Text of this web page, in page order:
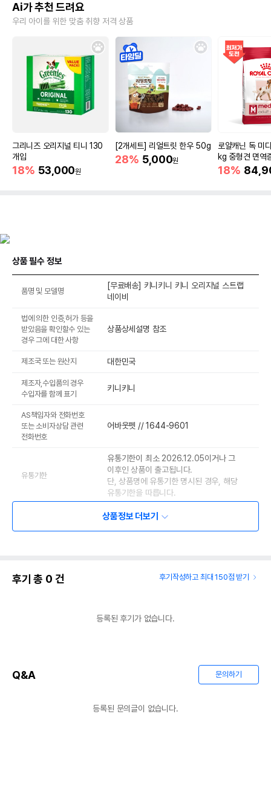
Ai가 추천 드려요
우리 아이를 위한 맞춤 취향 저격 상품
그리니즈 오리지널 티니 130
개입
18% 53,000원
[2개세트] 리얼트릿 한우 50g
28% 5,000원
로얄캐닌 독 미
kg 중형견 면역
18%
상품 필수 정보
품명 및 모델명
[무료배송] 키니키니 키니 오리지널 스트랩
네이비
법에 의한 인증,허가 등을
받았음을 확인할수 있는
경우 그에 대한 사항
상품상세설명 참조
제조국 또는 원산지 대한민국
제조자,수입품의 경우
수입자를 함께 표기
키니키니
AS책임자와 전화번호
또는 소비자상담 관련
전화번호
어바웃펫 // 1644-9601
유통기한
유통기한이 최소 2026.12.05이거나 그
이후인 상품이 출고됩니다.
단, 상품명에 유통기한 명시된 경우, 해당
유통기한을 따릅니다.
상품정보 더보기
후기 총 0 건 후기작성하고 최대 150점 받기
등록된 후기가 없습니다.
Q&A 문의하기
등록된 문의글이 없습니다.